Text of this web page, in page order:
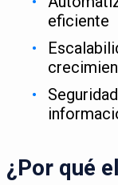
eficiente
¿Por qué